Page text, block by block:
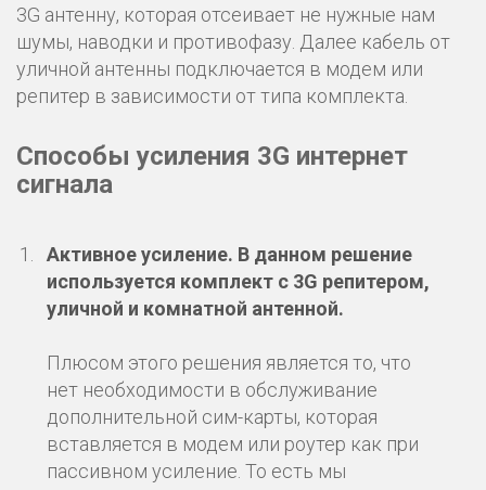
3G антенну, которая отсеивает не нужные нам
шумы, наводки и противофазу. Далее кабель от
уличной антенны подключается в модем или
репитер в зависимости от типа комплекта.
Способы усиления 3G интернет
сигнала
Активное усиление. В данном решение
используется комплект с 3G репитером,
уличной и комнатной антенной.
Плюсом этого решения является то, что
нет необходимости в обслуживание
дополнительной сим-карты, которая
вставляется в модем или роутер как при
пассивном усиление. То есть мы